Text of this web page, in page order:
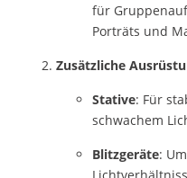
für
Porträts und
Zusätzliche
Stative: Für
schwachem
Blitzgeräte: